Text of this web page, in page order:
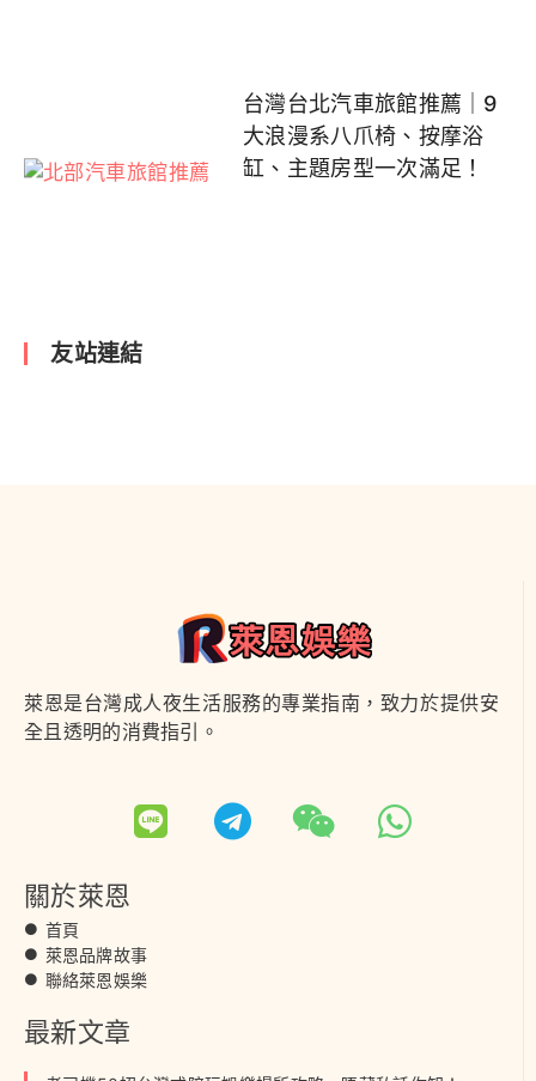
台灣台北汽車旅館推薦｜9
大浪漫系八爪椅、按摩浴
缸、主題房型一次滿足！
友站連結
萊恩是台灣成人夜生活服務的專業指南，致力於提供安
全且透明的消費指引。
關於萊恩
首頁
萊恩品牌故事
聯絡萊恩娛樂
最新文章